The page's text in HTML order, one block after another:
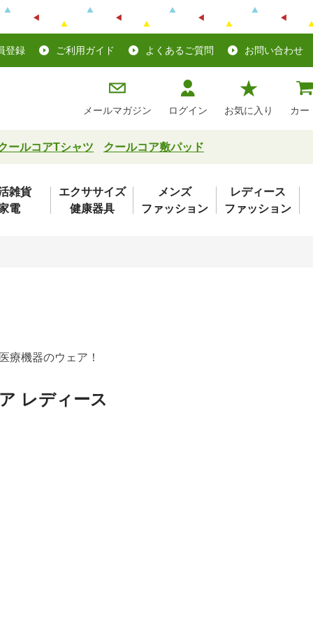
登録 ご利用ガイド よくあるご質問 お問い合わせ
メールマガジン ログイン お気に入り カー
ールコアTシャツ クールコア敷パッド
雑貨
電
エクササイズ
健康器具
メンズ
ファッション
レディース
ファッション
療機器のウェア！
レディース